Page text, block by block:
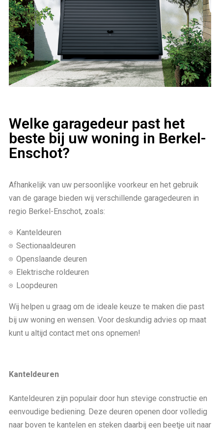
Welke garagedeur past het
beste bij uw woning in Berkel-
Enschot?
Afhankelijk van uw persoonlijke voorkeur en het gebruik
van de garage bieden wij verschillende garagedeuren in
regio Berkel-Enschot, zoals:
Kanteldeuren
Sectionaaldeuren
Openslaande deuren
Elektrische roldeuren
Loopdeuren
Wij helpen u graag om de ideale keuze te maken die past
bij uw woning en wensen. Voor deskundig advies op maat
kunt u altijd contact met ons opnemen!
Kanteldeuren
Kanteldeuren zijn populair door hun stevige constructie en
eenvoudige bediening. Deze deuren openen door volledig
naar boven te kantelen en steken daarbij een beetje uit naar